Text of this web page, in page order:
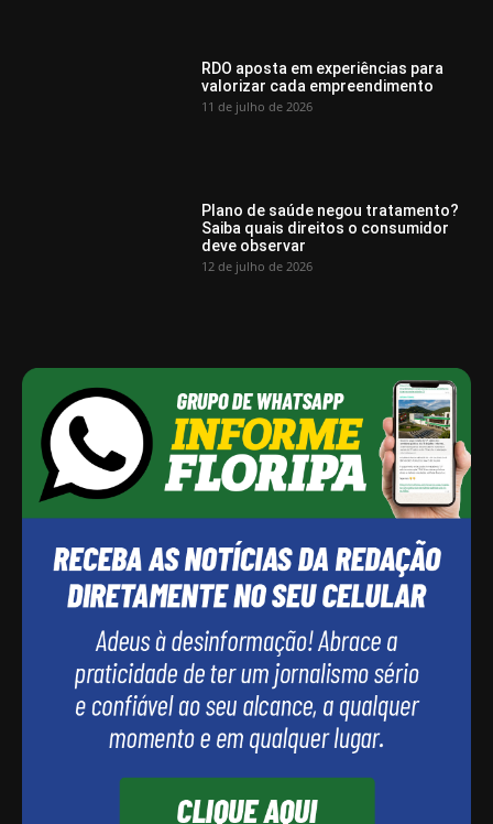
RDO aposta em experiências para
valorizar cada empreendimento
11 de julho de 2026
Plano de saúde negou tratamento?
Saiba quais direitos o consumidor
deve observar
12 de julho de 2026